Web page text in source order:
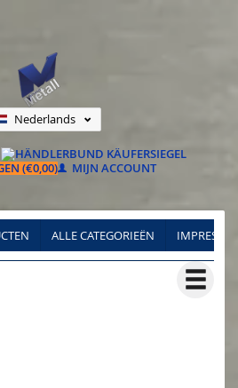
Nederlands
Français
(€0,00) MIJN ACCOUNT
ALLE CATEGORIEËN